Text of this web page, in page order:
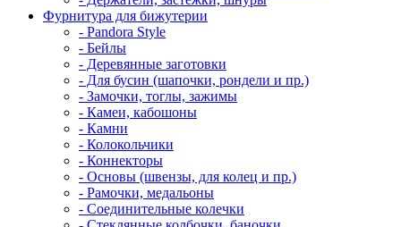
Фурнитура для бижутерии
- Pandora Style
- Бейлы
- Деревянные заготовки
- Для бусин (шапочки, рондели и пр.)
- Замочки, тоглы, зажимы
- Камеи, кабошоны
- Камни
- Колокольчики
- Коннекторы
- Основы (швензы, для колец и пр.)
- Рамочки, медальоны
- Соединительные колечки